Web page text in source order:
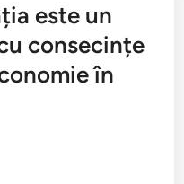
este un
consecințe
în